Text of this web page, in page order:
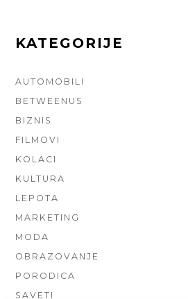
KATEGORIJE
AUTOMOBILI
BETWEENUS
BIZNIS
FILMOVI
KOLACI
KULTURA
LEPOTA
MARKETING
MODA
OBRAZOVANJE
PORODICA
SAVETI